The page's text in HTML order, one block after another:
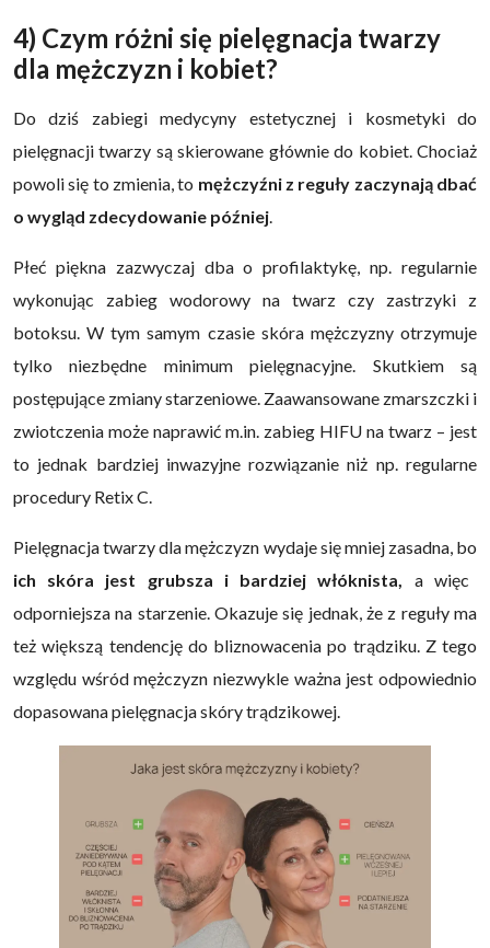
4) Czym różni się pielęgnacja twarzy
dla mężczyzn i kobiet?
Do dziś zabiegi medycyny estetycznej i kosmetyki do
pielęgnacji twarzy są skierowane głównie do kobiet. Chociaż
powoli się to zmienia, to mężczyźni z reguły zaczynają dbać
o wygląd zdecydowanie później.
Płeć piękna zazwyczaj dba o profilaktykę, np. regularnie
wykonując zabieg wodorowy na twarz czy zastrzyki z
botoksu. W tym samym czasie skóra mężczyzny otrzymuje
tylko niezbędne minimum pielęgnacyjne. Skutkiem są
postępujące zmiany starzeniowe. Zaawansowane zmarszczki i
zwiotczenia może naprawić m.in. zabieg HIFU na twarz – jest
to jednak bardziej inwazyjne rozwiązanie niż np. regularne
procedury Retix C.
Pielęgnacja twarzy dla mężczyzn wydaje się mniej zasadna, bo
ich skóra jest grubsza i bardziej włóknista, a więc
odporniejsza na starzenie. Okazuje się jednak, że z reguły ma
też większą tendencję do bliznowacenia po trądziku. Z tego
względu wśród mężczyzn niezwykle ważna jest odpowiednio
dopasowana pielęgnacja skóry trądzikowej.